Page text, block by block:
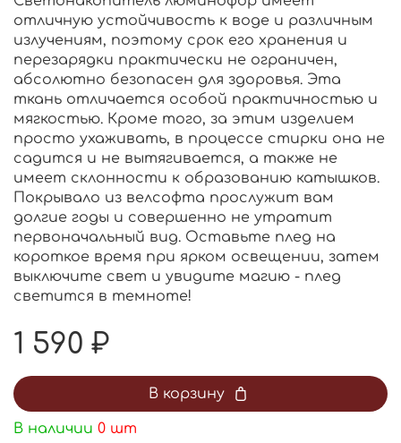
отличную устойчивость к воде и различным
излучениям, поэтому срок его хранения и
перезарядки практически не ограничен,
абсолютно безопасен для здоровья. Эта
ткань отличается особой практичностью и
мягкостью. Кроме того, за этим изделием
просто ухаживать, в процессе стирки она не
садится и не вытягивается, а также не
имеет склонности к образованию катышков.
Покрывало из велсофта прослужит вам
долгие годы и совершенно не утратит
первоначальный вид. Оставьте плед на
короткое время при ярком освещении, затем
выключите свет и увидите магию - плед
светится в темноте!
1 590 ₽
В корзину
В наличии 0 шт